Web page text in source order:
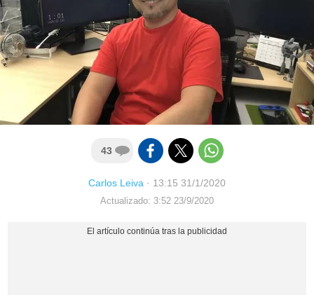
43
Carlos Leiva · 13:15 31/1/2020
Actualizado: 3:52 23/9/2020